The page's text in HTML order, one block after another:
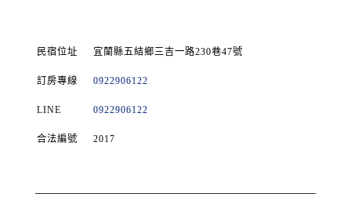
民宿位址 宜蘭縣五結鄉三吉一路230巷47號
訂房專線 0922906122
LINE 0922906122
合法編號 2017